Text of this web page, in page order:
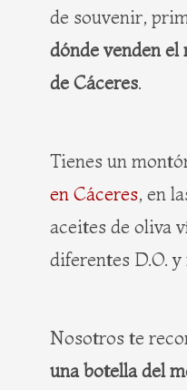
de souvenir,
dónde venden
de Cáceres.
Tienes un
en Cáceres, en
aceites de oliva
diferentes D.O. y
Nosotros te
una botella del